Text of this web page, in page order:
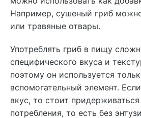
Например, сушеный гриб
или травяные отвары.
Употреблять гриб в пищу
специфического вкуса и
поэтому он используется
вспомогательный элемент.
вкус, то стоит
потребления, то есть без